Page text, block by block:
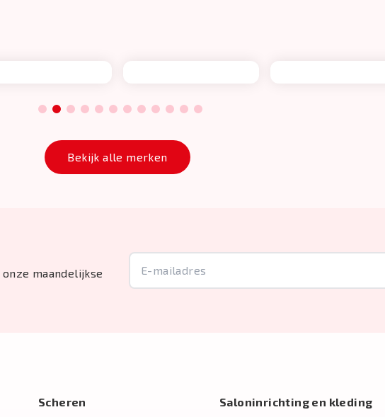
1 2 3 4 5 6 7 8 9 10 11 12
Bekijk alle merken
maandelijkse
Scheren
Salon­inrichting en kleding